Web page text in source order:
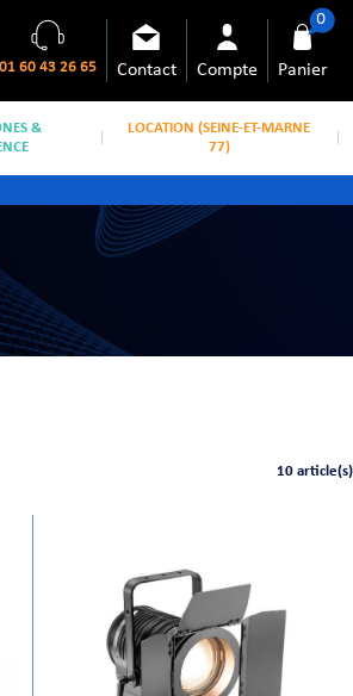
01 60 43 26 65 Contact Compte Panier
0
&
LOCATION (SEINE-ET-MARNE
77)
10 article(s)